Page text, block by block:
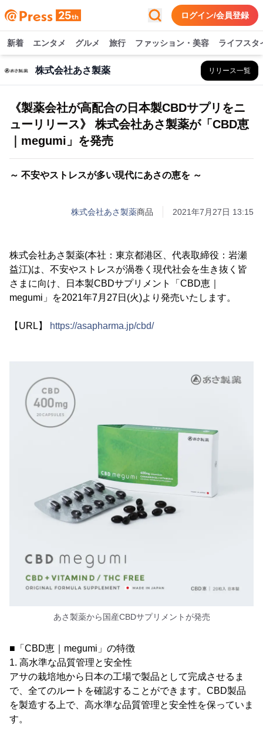
ログイン/会員登録
新着 エンタメ グルメ 旅行 ファッション・美容 ライフスタ
株式会社あさ製薬 リリース一覧
《製薬会社が高配合の日本製CBDサプリをニ
ューリリース》 株式会社あさ製薬が「CBD恵
｜megumi」を発売
～ 不安やストレスが多い現代にあさの恵を ～
株式会社あさ製薬商品 2021年7月27日 13:15
株式会社あさ製薬(本社：東京都港区、代表取締役：岩瀬
益江)は、不安やストレスが渦巻く現代社会を生き抜く皆
さまに向け、日本製CBDサプリメント「CBD恵｜
megumi」を2021年7月27日(火)より発売いたします。
【URL】 https://asapharma.jp/cbd/
あさ製薬から国産CBDサプリメントが発売
■「CBD恵｜megumi」の特徴
1. 高水準な品質管理と安全性
アサの栽培地から日本の工場で製品として完成させるま
で、全てのルートを確認することができます。CBD製品
を製造する上で、高水準な品質管理と安全性を保っていま
す。